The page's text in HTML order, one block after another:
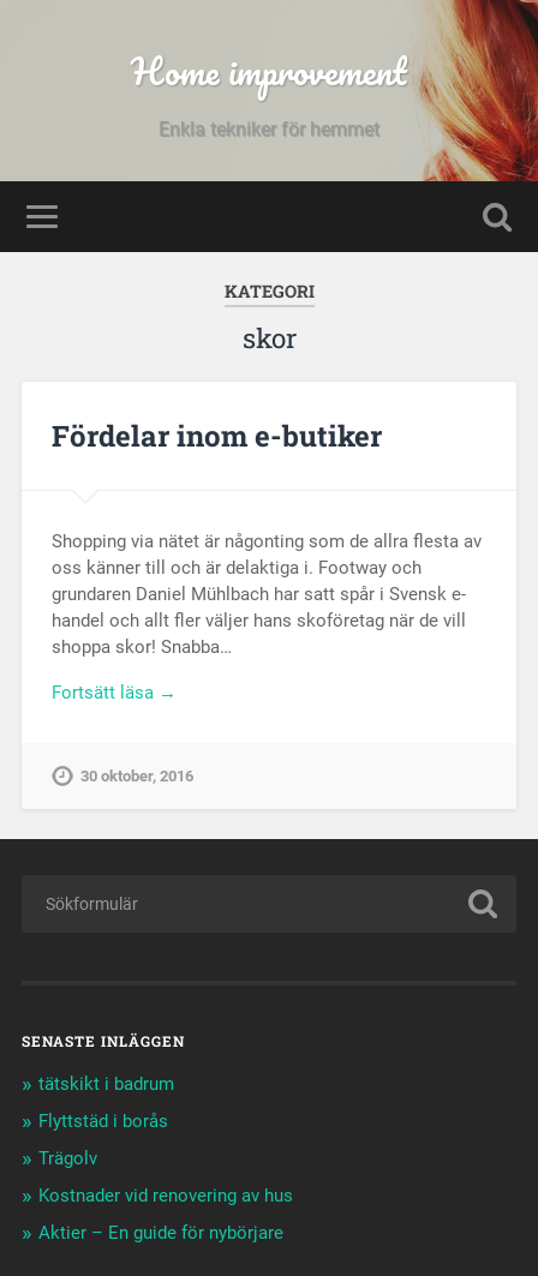
Home improvement
Enkla tekniker för hemmet
KATEGORI
skor
Fördelar inom e-butiker
Shopping via nätet är någonting som de allra flesta av
oss känner till och är delaktiga i. Footway och
grundaren Daniel Mühlbach har satt spår i Svensk e-
handel och allt fler väljer hans skoföretag när de vill
shoppa skor! Snabba…
Fortsätt läsa →
30 oktober, 2016
SENASTE INLÄGGEN
tätskikt i badrum
Flyttstäd i borås
Trägolv
Kostnader vid renovering av hus
Aktier – En guide för nybörjare